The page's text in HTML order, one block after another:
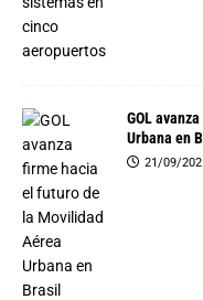
GOL
Urbana en
21/09/